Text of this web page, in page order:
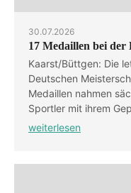
30.07.2026
17 Medaillen bei
Kaarst/Büttgen: Die
Deutschen
Medaillen nahmen
Sportler mit ihrem
weiterlesen